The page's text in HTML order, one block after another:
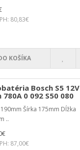
80,83€
KOŠÍKA
Bosch S5 12V
780A 0 092 S50 080
Šírka 175mm Dĺžka
..
87,00€